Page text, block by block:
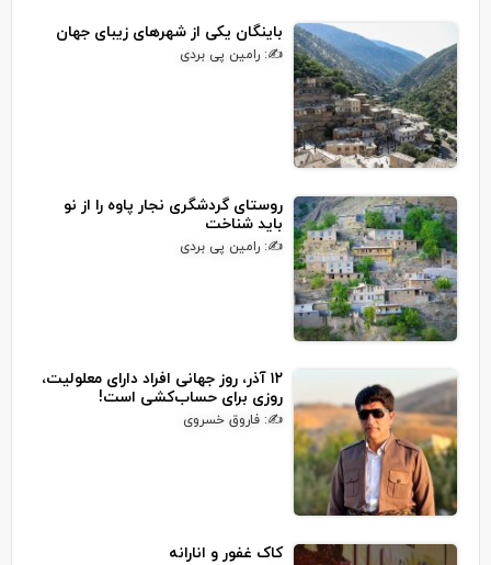
باینگان یکی از شهرهای زیبای جهان
✍: رامین پی بردی
روستای گردشگری نجار پاوه را از نو
باید شناخت
✍: رامین پی بردی
۱۲ آذر، روز جهانی افراد دارای معلولیت،
روزی برای حساب‌کشی است!
✍: فاروق خسروی
کاک غفور و انارانه